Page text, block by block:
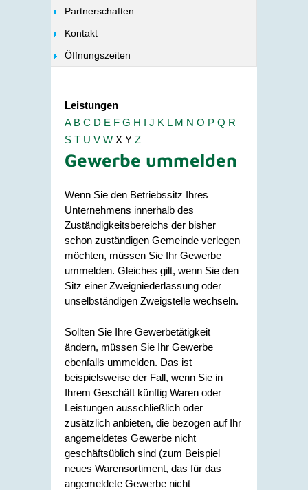
Partnerschaften
Kontakt
Öffnungszeiten
Leistungen
A B C D E F G H I J K L M N O P Q R
S T U V W X Y Z
Gewerbe ummelden
Wenn Sie den Betriebssitz Ihres
Unternehmens innerhalb des
Zuständigkeitsbereichs der bisher
schon zuständigen Gemeinde verlegen
möchten, müssen Sie Ihr Gewerbe
ummelden. Gleiches gilt, wenn Sie den
Sitz einer Zweigniederlassung oder
unselbständigen Zweigstelle wechseln.
Sollten Sie Ihre Gewerbetätigkeit
ändern, müssen Sie Ihr Gewerbe
ebenfalls ummelden. Das ist
beispielsweise der Fall, wenn Sie in
Ihrem Geschäft künftig Waren oder
Leistungen ausschließlich oder
zusätzlich anbieten, die bezogen auf Ihr
angemeldetes Gewerbe nicht
geschäftsüblich sind (zum Beispiel
neues Warensortiment, das für das
angemeldete Gewerbe nicht